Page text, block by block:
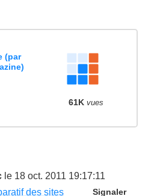
(par
61K vues
le 18 oct. 2011 19:17:11
Signaler
des sites